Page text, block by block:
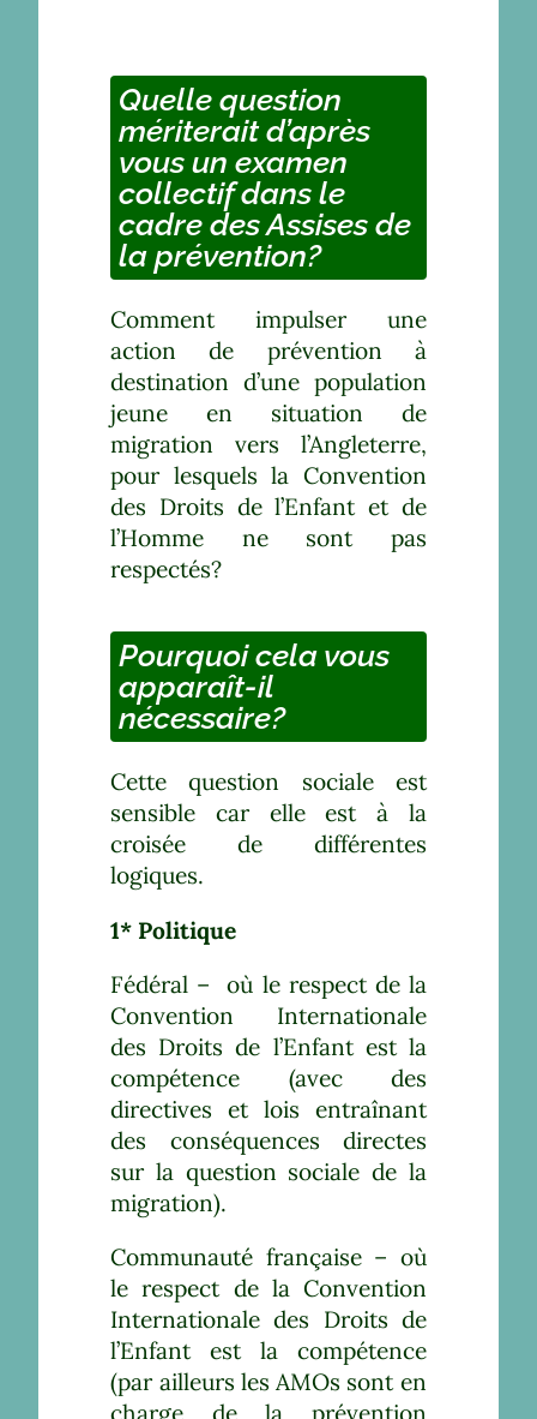
Quelle question
mériterait d’après
vous un examen
collectif dans le
cadre des Assises de
la prévention?
Comment impulser une
action de prévention à
destination d’une population
jeune en situation de
migration vers l’Angleterre,
pour lesquels la Convention
des Droits de l’Enfant et de
l’Homme ne sont pas
respectés?
Pourquoi cela vous
apparaît-il
nécessaire?
Cette question sociale est
sensible car elle est à la
croisée de différentes
logiques.
1* Politique
Fédéral – où le respect de la
Convention Internationale
des Droits de l’Enfant est la
compétence (avec des
directives et lois entraînant
des conséquences directes
sur la question sociale de la
migration).
Communauté française – où
le respect de la Convention
Internationale des Droits de
l’Enfant est la compétence
(par ailleurs les AMOs sont en
charge de la prévention